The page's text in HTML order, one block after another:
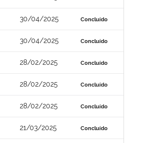
30/04/2025 Concluído
30/04/2025 Concluído
28/02/2025 Concluído
28/02/2025 Concluído
28/02/2025 Concluído
21/03/2025 Concluído